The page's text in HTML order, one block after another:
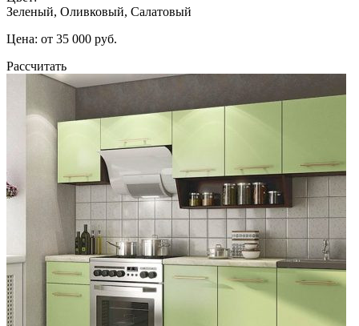
Зеленый, Оливковый, Салатовый
Цена: от 35 000 руб.
Рассчитать